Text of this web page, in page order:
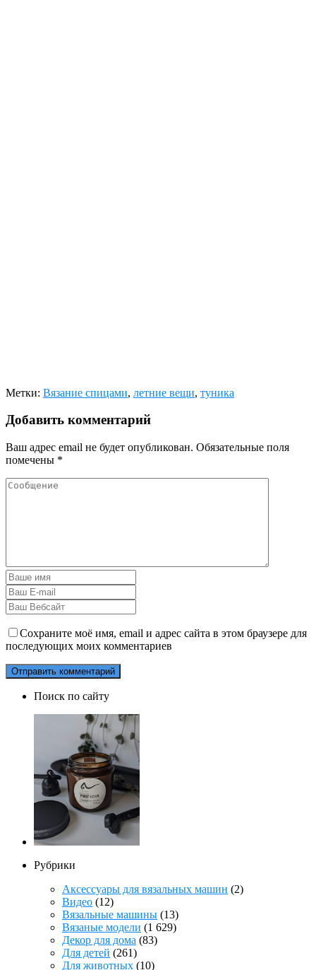
Метки: Вязание спицами, летние вещи, туника
Добавить комментарий
Ваш адрес email не будет опубликован. Обязательные поля
помечены *
Сохраните моё имя, email и адрес сайта в этом браузере для
последующих моих комментариев
Поиск по сайту
Рубрики
Аксессуары для вязальных машин (2)
Видео (12)
Вязальные машины (13)
Вязаные модели (1 629)
Декор для дома (83)
Для детей (261)
Для животных (10)